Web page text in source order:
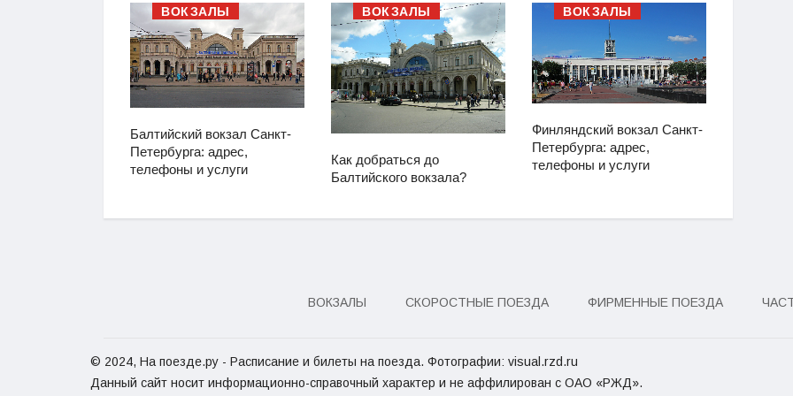
ВОКЗАЛЫ
Балтийский вокзал Санкт-
Петербурга: адрес,
телефоны и услуги
ВОКЗАЛЫ
Как добраться до
Балтийского вокзала?
ВОКЗАЛЫ
Финляндский вокзал Санкт-
Петербурга: адрес,
телефоны и услуги
ВОКЗАЛЫ СКОРОСТНЫЕ ПОЕЗДА ФИРМЕННЫЕ ПОЕЗДА
© 2024, На поезде.ру - Расписание и билеты на поезда. Фотографии: visual.rzd.ru
Данный сайт носит информационно-справочный характер и не аффилирован с ОАО «РЖД».